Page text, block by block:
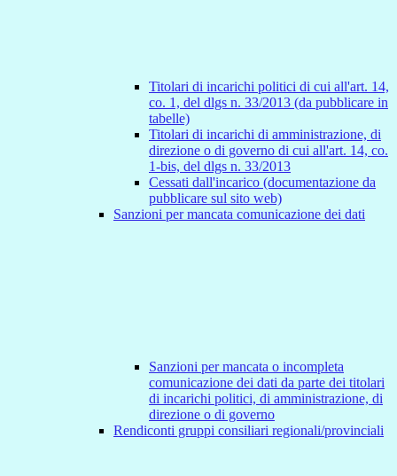
Titolari di incarichi politici di cui all'art. 14,
co. 1, del dlgs n. 33/2013 (da pubblicare in
tabelle)
Titolari di incarichi di amministrazione, di
direzione o di governo di cui all'art. 14, co.
1-bis, del dlgs n. 33/2013
Cessati dall'incarico (documentazione da
pubblicare sul sito web)
Sanzioni per mancata comunicazione dei dati
Sanzioni per mancata o incompleta
comunicazione dei dati da parte dei titolari
di incarichi politici, di amministrazione, di
direzione o di governo
Rendiconti gruppi consiliari regionali/provinciali